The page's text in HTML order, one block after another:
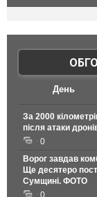
День
За 2000
після атаки
0
Ворог завдав
Ще десятеро
Сумщині. ФОТО
0